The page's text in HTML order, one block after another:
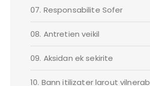
07. Responsabilite Sofer
08. Antretien veikil
09. Aksidan ek sekirite
10. Bann itilizater larout vilnerab